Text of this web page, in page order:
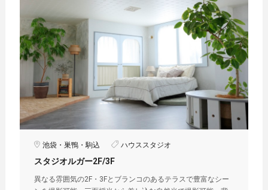
池袋・巣鴨・駒込 ハウススタジオ
スタジオルガー2F/3F
異なる雰囲気の2F・3Fとブランコのあるテラスで豊富なシー